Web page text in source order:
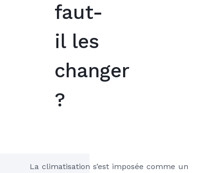
faut-
il les
changer
?
La climatisation s’est imposée comme un